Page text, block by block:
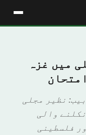
میں غزہ
نظیر مجلی
والی
فلسطینی